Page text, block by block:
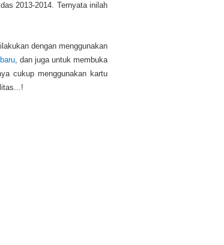
2013-2014. Ternyata inilah
dengan menggunakan
, dan juga untuk membuka
cukup menggunakan kartu